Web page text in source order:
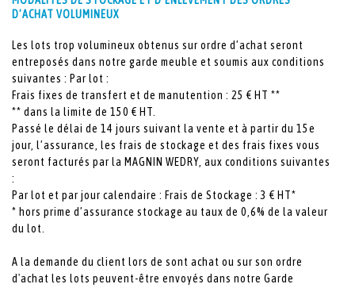
D’ACHAT VOLUMINEUX
Les lots trop volumineux obtenus sur ordre d’achat seront
entreposés dans notre garde meuble et soumis aux conditions
suivantes : Par lot :
Frais fixes de transfert et de manutention : 25 € HT **
** dans la limite de 150 € HT.
Passé le délai de 14 jours suivant la vente et à partir du 15e
jour, l’assurance, les frais de stockage et des frais fixes vous
seront facturés par la MAGNIN WEDRY, aux conditions suivantes
:
Par lot et par jour calendaire : Frais de Stockage : 3 € HT*
* hors prime d’assurance stockage au taux de 0,6% de la valeur
du lot.
A la demande du client lors de sont achat ou sur son ordre
d'achat les lots peuvent-être envoyés dans notre Garde